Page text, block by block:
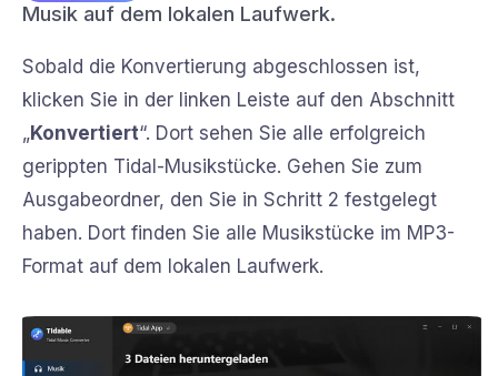
Musik auf dem lokalen Laufwerk.
Sobald die Konvertierung abgeschlossen ist,
klicken Sie in der linken Leiste auf den Abschnitt
„Konvertiert“. Dort sehen Sie alle erfolgreich
gerippten Tidal-Musikstücke. Gehen Sie zum
Ausgabeordner, den Sie in Schritt 2 festgelegt
haben. Dort finden Sie alle Musikstücke im MP3-
Format auf dem lokalen Laufwerk.